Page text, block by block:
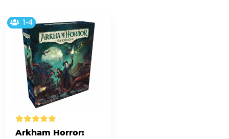
1-4
Arkham Horror: